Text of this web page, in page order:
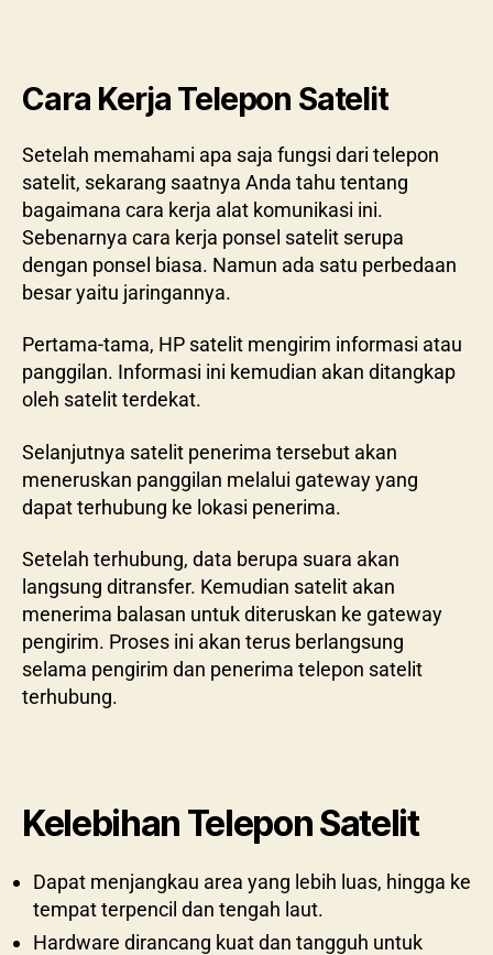
Cara Kerja Telepon Satelit
Setelah memahami apa saja fungsi dari telepon
satelit, sekarang saatnya Anda tahu tentang
bagaimana cara kerja alat komunikasi ini.
Sebenarnya cara kerja ponsel satelit serupa
dengan ponsel biasa. Namun ada satu perbedaan
besar yaitu jaringannya.
Pertama-tama, HP satelit mengirim informasi atau
panggilan. Informasi ini kemudian akan ditangkap
oleh satelit terdekat.
Selanjutnya satelit penerima tersebut akan
meneruskan panggilan melalui gateway yang
dapat terhubung ke lokasi penerima.
Setelah terhubung, data berupa suara akan
langsung ditransfer. Kemudian satelit akan
menerima balasan untuk diteruskan ke gateway
pengirim. Proses ini akan terus berlangsung
selama pengirim dan penerima telepon satelit
terhubung.
Kelebihan Telepon Satelit
Dapat menjangkau area yang lebih luas, hingga ke
tempat terpencil dan tengah laut.
Hardware dirancang kuat dan tangguh untuk